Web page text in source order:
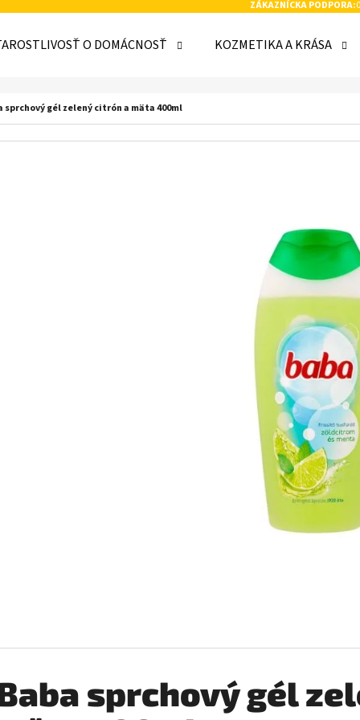
ZÁKAZNÍCKA PODPORA:
O DOMÁCNOSŤ KOZMETIKA A KRÁSA
sprchový gél zelený citrón a mäta 400ml
sprchový gél
POTREBUJETE NÁJSŤ?
COCCOLINO
€2,76
Pôvodne:€3,25